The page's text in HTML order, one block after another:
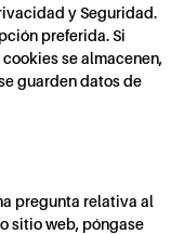
y Seguridad.
preferida. Si
se almacenen,
guarden datos de
pregunta relativa al
sitio web, póngase